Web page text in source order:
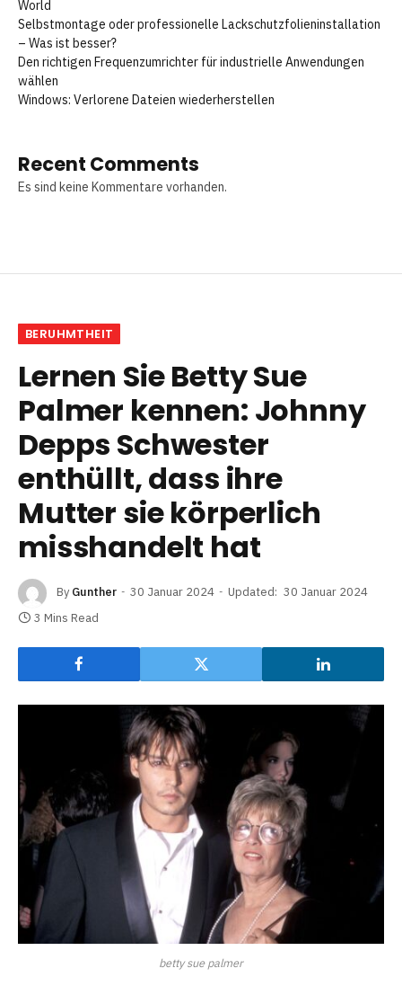
World
Selbstmontage oder professionelle Lackschutzfolieninstallation
– Was ist besser?
Den richtigen Frequenzumrichter für industrielle Anwendungen
wählen
Windows: Verlorene Dateien wiederherstellen
Recent Comments
Es sind keine Kommentare vorhanden.
BERUHMTHEIT
Lernen Sie Betty Sue
Palmer kennen: Johnny
Depps Schwester
enthüllt, dass ihre
Mutter sie körperlich
misshandelt hat
By Gunther 30 Januar 2024 Updated: 30 Januar 2024
3 Mins Read
betty sue palmer